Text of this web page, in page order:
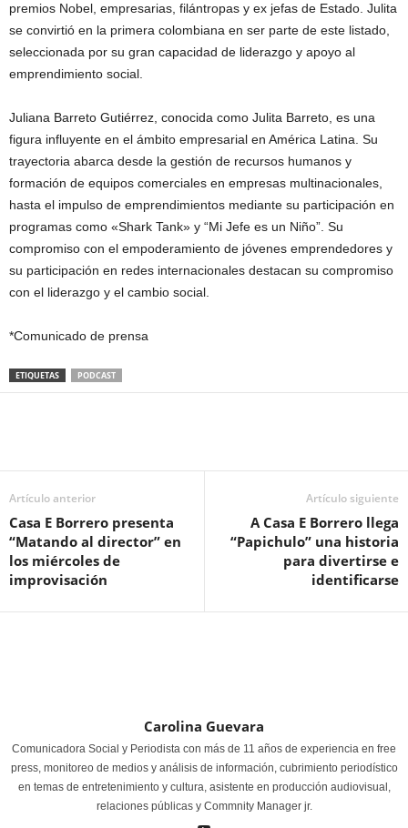
premios Nobel, empresarias, filántropas y ex jefas de Estado. Julita
se convirtió en la primera colombiana en ser parte de este listado,
seleccionada por su gran capacidad de liderazgo y apoyo al
emprendimiento social.
Juliana Barreto Gutiérrez, conocida como Julita Barreto, es una
figura influyente en el ámbito empresarial en América Latina. Su
trayectoria abarca desde la gestión de recursos humanos y
formación de equipos comerciales en empresas multinacionales,
hasta el impulso de emprendimientos mediante su participación en
programas como «Shark Tank» y “Mi Jefe es un Niño”. Su
compromiso con el empoderamiento de jóvenes emprendedores y
su participación en redes internacionales destacan su compromiso
con el liderazgo y el cambio social.
*Comunicado de prensa
ETIQUETAS PODCAST
Artículo anterior
Casa E Borrero presenta
“Matando al director” en
los miércoles de
improvisación
Artículo siguiente
A Casa E Borrero llega
“Papichulo” una historia
para divertirse e
identificarse
Carolina Guevara
Comunicadora Social y Periodista con más de 11 años de experiencia en free
press, monitoreo de medios y análisis de información, cubrimiento periodístico
en temas de entretenimiento y cultura, asistente en producción audiovisual,
relaciones públicas y Commnity Manager jr.